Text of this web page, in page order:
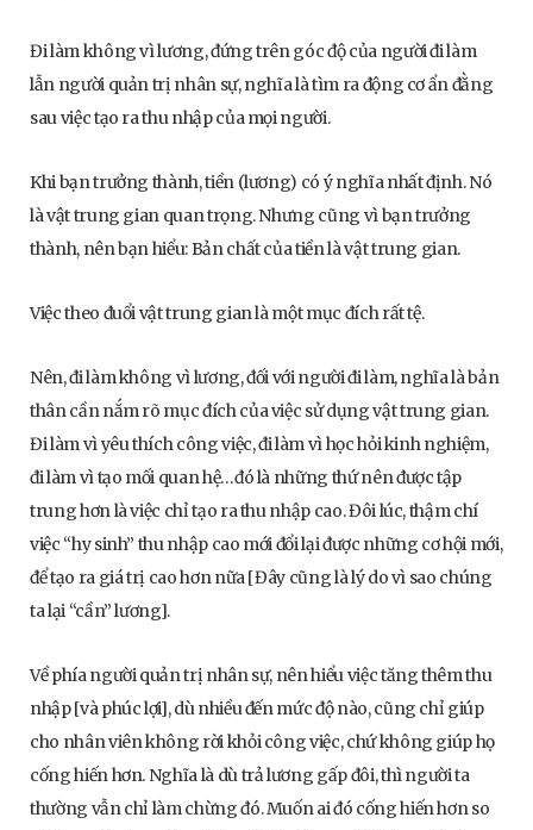
Đi làm không vì lương, đứng trên góc độ của người đi làm
lẫn người quản trị nhân sự, nghĩa là tìm ra động cơ ẩn đằng
sau việc tạo ra thu nhập của mọi người.
Khi bạn trưởng thành, tiền (lương) có ý nghĩa nhất định. Nó
là vật trung gian quan trọng. Nhưng cũng vì bạn trưởng
thành, nên bạn hiểu: Bản chất của tiền là vật trung gian.
Việc theo đuổi vật trung gian là một mục đích rất tệ.
Nên, đi làm không vì lương, đối với người đi làm, nghĩa là bản
thân cần nắm rõ mục đích của việc sử dụng vật trung gian.
Đi làm vì yêu thích công việc, đi làm vì học hỏi kinh nghiệm,
đi làm vì tạo mối quan hệ…đó là những thứ nên được tập
trung hơn là việc chỉ tạo ra thu nhập cao. Đôi lúc, thậm chí
việc “hy sinh” thu nhập cao mới đổi lại được những cơ hội mới,
để tạo ra giá trị cao hơn nữa [Đây cũng là lý do vì sao chúng
ta lại “cần” lương].
Về phía người quản trị nhân sự, nên hiểu việc tăng thêm thu
nhập [và phúc lợi], dù nhiều đến mức độ nào, cũng chỉ giúp
cho nhân viên không rời khỏi công việc, chứ không giúp họ
cống hiến hơn. Nghĩa là dù trả lương gấp đôi, thì người ta
thường vẫn chỉ làm chừng đó. Muốn ai đó cống hiến hơn so